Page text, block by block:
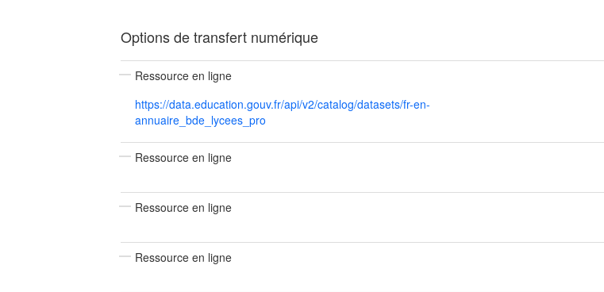
Options de transfert numérique
Ressource en ligne
https://data.education.gouv.fr/api/v2/catalog/datasets/fr-en-
annuaire_bde_lycees_pro
Ressource en ligne
Ressource en ligne
Ressource en ligne